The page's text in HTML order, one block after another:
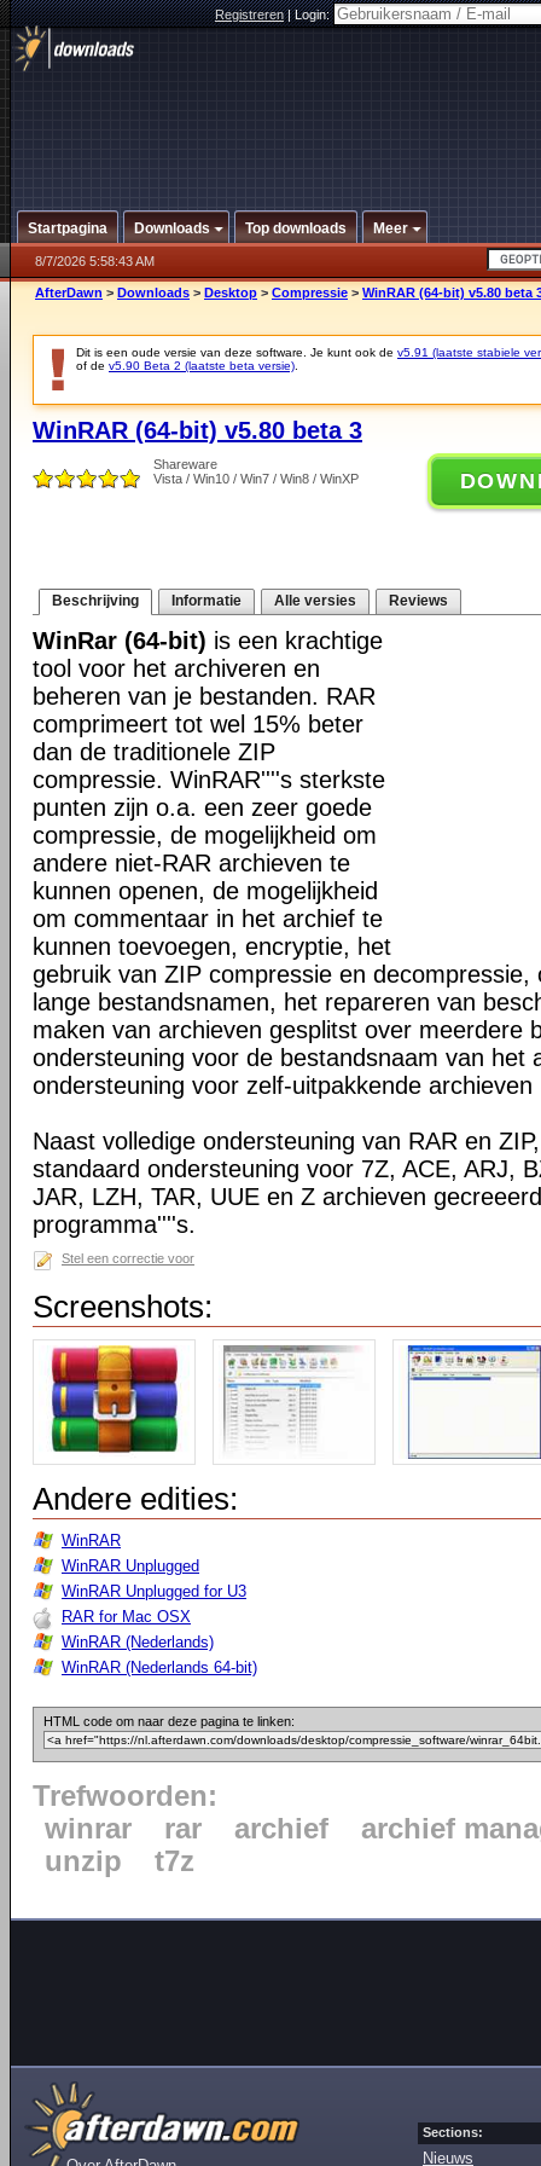
Registreren|Login:
Startpagina Downloads Top downloads Meer
8/7/2026 5:58:43 AM
AfterDawn > Downloads > Desktop > Compressie > WinRAR (64-bit) v5.80 beta
Dit is een oude versie van deze software. Je kunt ook de v5.91 (laatste stabiele
of de v5.90 Beta 2 (laatste beta versie)
WinRAR (64-bit) v5.80 beta 3
Shareware
Vista / Win10 / Win7 / Win8 / WinXP
Beschrijving Informatie Alle versies Reviews
WinRar (64-bit) is een krachtige
tool voor het archiveren en
beheren van je bestanden. RAR
comprimeert tot wel 15% beter
dan de traditionele ZIP
compressie. WinRAR''''s sterkste
punten zijn o.a. een zeer goede
compressie, de mogelijkheid om
andere niet-RAR archieven te
kunnen openen, de mogelijkheid
om commentaar in het archief te
kunnen toevoegen, encryptie, het
gebruik van ZIP compressie en decompressie,
lange bestandsnamen, het repareren van
maken van archieven gesplitst over meerdere
ondersteuning voor de bestandsnaam van het
ondersteuning voor zelf-uitpakkende archieven
Naast volledige ondersteuning van RAR en
standaard ondersteuning voor 7Z, ACE, ARJ,
JAR, LZH, TAR, UUE en Z archieven
programma''''s.
Stel een correctie voor
Screenshots:
Andere edities:
WinRAR
WinRAR Unplugged
WinRAR Unplugged for U3
RAR for Mac OSX
WinRAR (Nederlands)
WinRAR (Nederlands 64-bit)
HTML code om naar deze pagina te linken:
Trefwoorden:
winrar
rar archief
archief
unzip
t7z
Sections:
Nieuws